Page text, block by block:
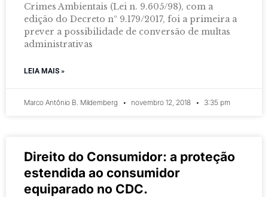
Crimes Ambientais (Lei n. 9.605/98), com a
edição do Decreto nº 9.179/2017, foi a primeira a
prever a possibilidade de conversão de multas
administrativas
LEIA MAIS »
Marco Antônio B. Mildemberg novembro 12, 2018 3:35 pm
Direito do Consumidor: a proteção
estendida ao consumidor
equiparado no CDC.